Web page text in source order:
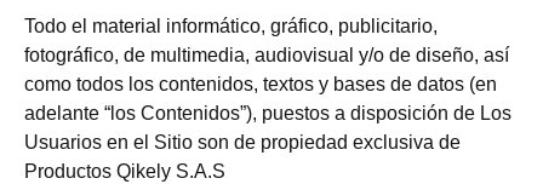
Todo el material informático, gráfico, publicitario,
fotográfico, de multimedia, audiovisual y/o de diseño, así
como todos los contenidos, textos y bases de datos (en
adelante “los Contenidos”), puestos a disposición de Los
Usuarios en el Sitio son de propiedad exclusiva de
Productos Qikely S.A.S